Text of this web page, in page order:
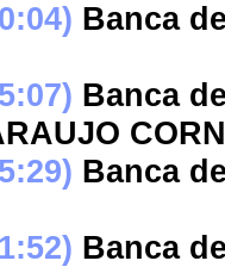
Banca
Banca
Banca
Banca